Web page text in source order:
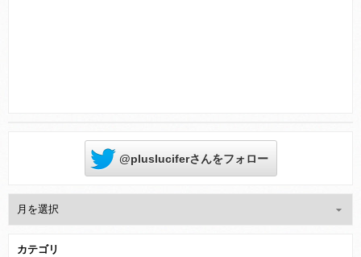
@plusluciferさんをフォロー
カテゴリ